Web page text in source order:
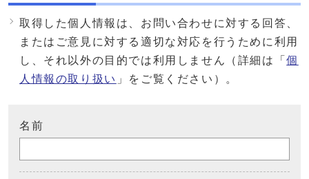
取得した個人情報は、お問い合わせに対する回答、
またはご意見に対する適切な対応を行うために利用
し、それ以外の目的では利用しません（詳細は「個
人情報の取り扱い 」をご覧ください）。
名前